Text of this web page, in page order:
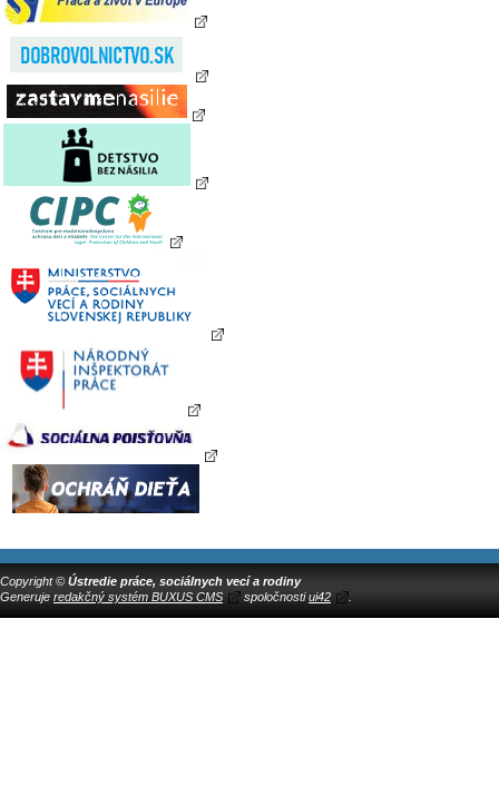
Copyright © Ústredie práce, sociálnych vecí a rodiny
Generuje redakčný systém BUXUS CMS spoločnostiui42